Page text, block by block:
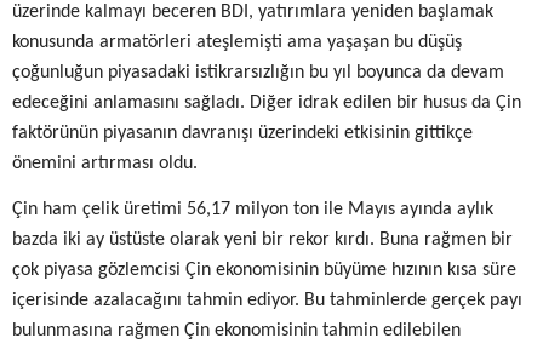
üzerinde kalmayı beceren BDI, yatırımlara yeniden başlamak
konusunda armatörleri ateşlemişti ama yaşaşan bu düşüş
çoğunluğun piyasadaki istikrarsızlığın bu yıl boyunca da devam
edeceğini anlamasını sağladı. Diğer idrak edilen bir husus da Çin
faktörünün piyasanın davranışı üzerindeki etkisinin gittikçe
önemini artırması oldu.
Çin ham çelik üretimi 56,17 milyon ton ile Mayıs ayında aylık
bazda iki ay üstüste olarak yeni bir rekor kırdı. Buna rağmen bir
çok piyasa gözlemcisi Çin ekonomisinin büyüme hızının kısa süre
içerisinde azalacağını tahmin ediyor. Bu tahminlerde gerçek payı
bulunmasına rağmen Çin ekonomisinin tahmin edilebilen